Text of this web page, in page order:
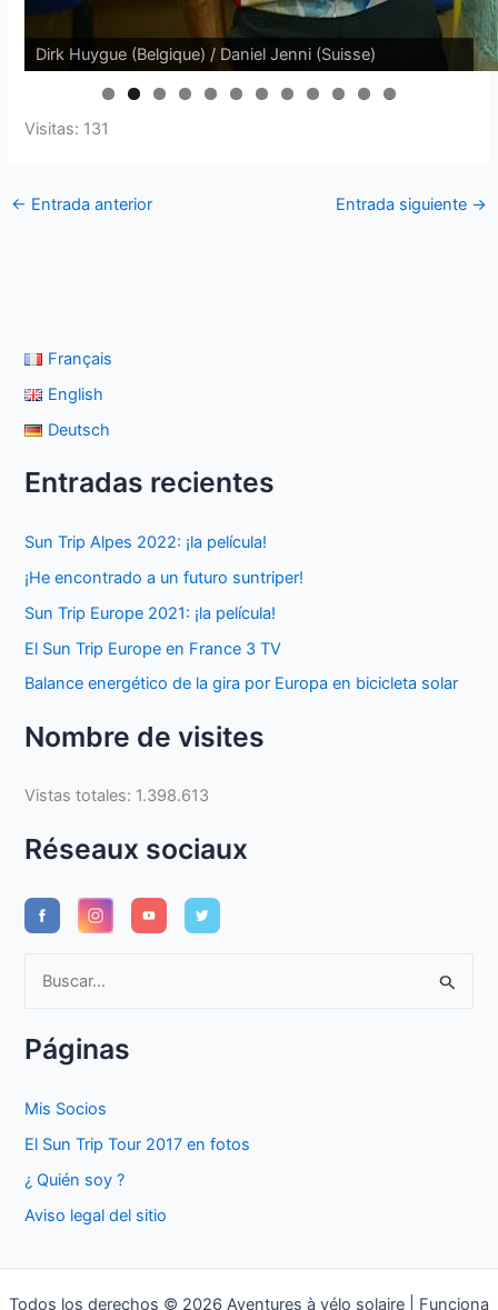
Dirk Huygue (Belgique) / Daniel Jenni (Suisse)
0 1
2
Visitas: 131
← Entrada anterior Entrada siguiente →
Français
English
Deutsch
Entradas recientes
Sun Trip Alpes 2022: ¡la película!
¡He encontrado a un futuro suntriper!
Sun Trip Europe 2021: ¡la película!
El Sun Trip Europe en France 3 TV
Balance energético de la gira por Europa en bicicleta solar
Nombre de visites
Vistas totales: 1.398.613
Réseaux sociaux
c
o
r
Páginas
Mis Socios
El Sun Trip Tour 2017 en fotos
¿ Quién soy ?
Aviso legal del sitio
Todos los derechos © 2026 Aventures à vélo solaire | Funciona